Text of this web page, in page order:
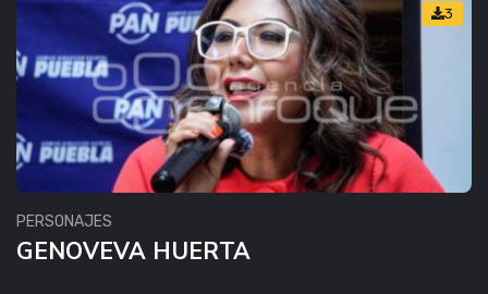
3
PERSONAJES
GENOVEVA HUERTA